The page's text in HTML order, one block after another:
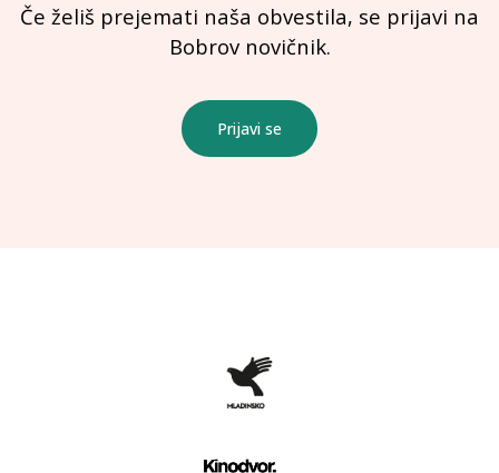
Če želiš prejemati naša obvestila, se prijavi na
Bobrov novičnik.
Prijavi se